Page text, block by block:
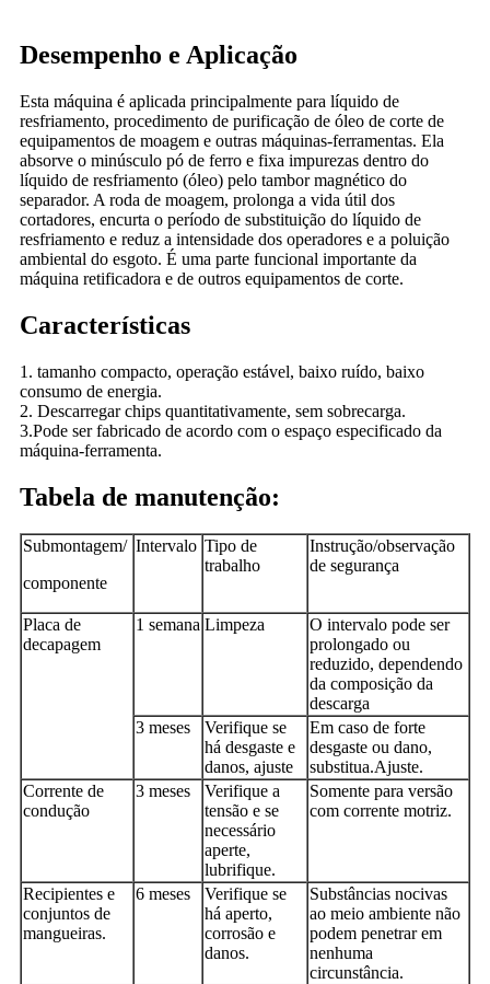
Desempenho e Aplicação
Esta máquina é aplicada principalmente para líquido de
resfriamento, procedimento de purificação de óleo de corte de
equipamentos de moagem e outras máquinas-ferramentas. Ela
absorve o minúsculo pó de ferro e fixa impurezas dentro do
líquido de resfriamento (óleo) pelo tambor magnético do
separador. A roda de moagem, prolonga a vida útil dos
cortadores, encurta o período de substituição do líquido de
resfriamento e reduz a intensidade dos operadores e a poluição
ambiental do esgoto. É uma parte funcional importante da
máquina retificadora e de outros equipamentos de corte.
Características
1. tamanho compacto, operação estável, baixo ruído, baixo
consumo de energia.
2. Descarregar chips quantitativamente, sem sobrecarga.
3.Pode ser fabricado de acordo com o espaço especificado da
máquina-ferramenta.
Tabela de manutenção:
Submontagem/
componente
Intervalo Tipo de
trabalho
Instrução/observação
de segurança
Placa de
decapagem
1 semana Limpeza
O intervalo pode ser
prolongado ou
reduzido, dependendo
da composição da
descarga
3 meses
Verifique se
há desgaste e
danos, ajuste
Em caso de forte
desgaste ou dano,
substitua.Ajuste.
Corrente de
condução
3 meses
Verifique a
tensão e se
necessário
aperte,
lubrifique.
Somente para versão
com corrente motriz.
Recipientes e
conjuntos de
mangueiras.
6 meses
Verifique se
há aperto,
corrosão e
danos.
Substâncias nocivas
ao meio ambiente não
podem penetrar em
nenhuma
circunstância.